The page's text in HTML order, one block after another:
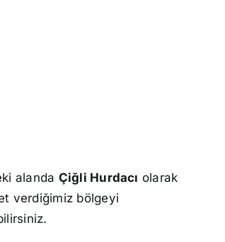
alanda Çiğli Hurdacı olarak
verdiğimiz bölgeyi